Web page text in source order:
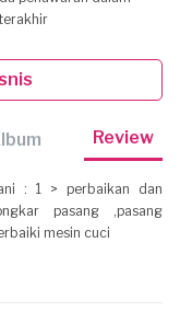
Review
: 1 > perbaikan dan
pasang ,pasang
mesin cuci